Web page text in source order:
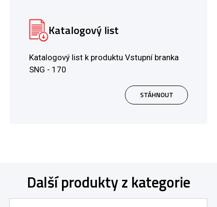
Katalogový list
Katalogový list k produktu Vstupní branka
SNG - 170
STÁHNOUT
Další produkty z kategorie